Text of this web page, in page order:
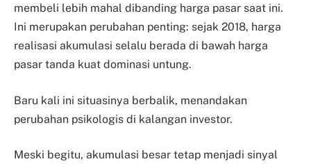
membeli lebih mahal dibanding harga pasar saat ini.
Ini merupakan perubahan penting: sejak 2018, harga
realisasi akumulasi selalu berada di bawah harga
pasar tanda kuat dominasi untung.
Baru kali ini situasinya berbalik, menandakan
perubahan psikologis di kalangan investor.
Meski begitu, akumulasi besar tetap menjadi sinyal